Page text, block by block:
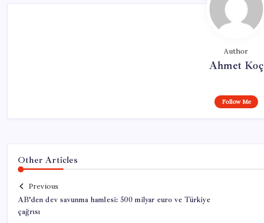
Author
Ahmet Koç
Follow Me
Other Articles
Previous
AB’den dev savunma hamlesi: 500 milyar euro ve Türkiye
çağrısı